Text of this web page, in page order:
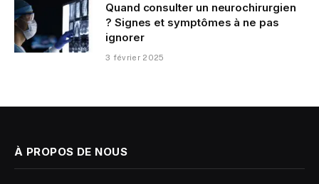
Quand consulter un neurochirurgien
? Signes et symptômes à ne pas
ignorer
3 février 2025
À PROPOS DE NOUS